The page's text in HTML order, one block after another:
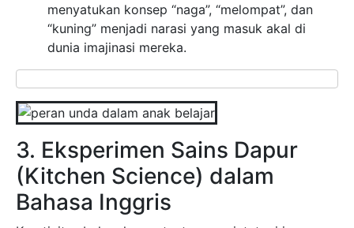
menyatukan konsep “naga”, “melompat”, dan
“kuning” menjadi narasi yang masuk akal di
dunia imajinasi mereka.
3. Eksperimen Sains Dapur
(Kitchen Science) dalam
Bahasa Inggris